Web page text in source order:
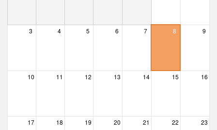
Csobánka
Délegyháza
3 4 5 6 7 8 9
10 11 12 13 14 15 16
17 18 19 20 21 22 23